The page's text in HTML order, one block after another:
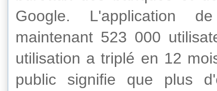
Google. L'application
de
maintenant 523 000
utilisation a triplé en 12
public
signifie que plus